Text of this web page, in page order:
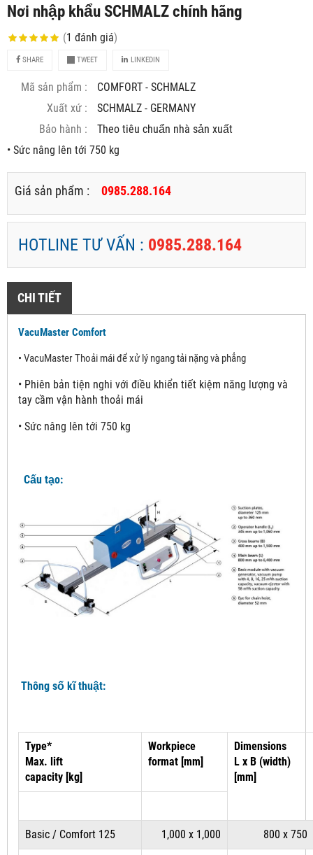
Nơi nhập khẩu SCHMALZ chính hãng
(1 đánh giá)
SHARE TWEET LINKEDIN
Mã sản phẩm :
COMFORT - SCHMALZ
Xuất xứ :
SCHMALZ - GERMANY
Bảo hành :
Theo tiêu chuẩn nhà sản xuất
• Sức nâng lên tới 750 kg
Giá sản phẩm : 0985.288.164
HOTLINE TƯ VẤN : 0985.288.164
CHI TIẾT
VacuMaster Comfort
• VacuMaster Thoải mái để xử lý ngang tải nặng và phẳng
• Phiên bản tiện nghi với điều khiển tiết kiệm năng lượng và
tay cầm vận hành thoải mái
• Sức nâng lên tới 750 kg
Cấu tạo:
Thông số kĩ thuật:
Type*
Max. lift
capacity [kg]
Workpiece
format [mm]
Dimensions
L x B (width)
[mm]
Basic / Comfort 125 1,000 x 1,000 800 x 750